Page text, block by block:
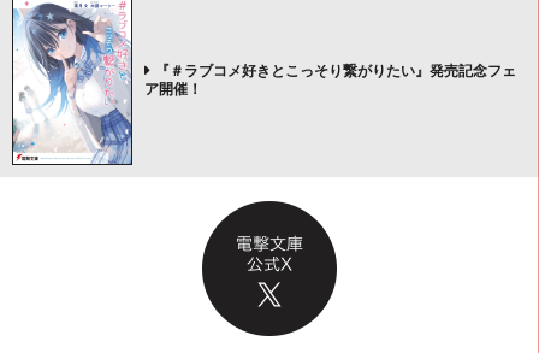
『＃ラブコメ好きとこっそり繋がりたい』発売記念フェ
ア開催！